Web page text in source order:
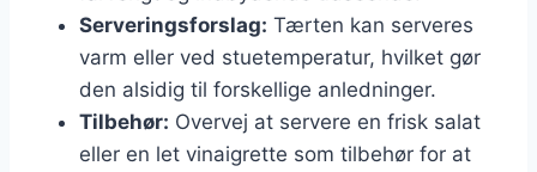
Serveringsforslag: Tærten kan serveres
varm eller ved stuetemperatur, hvilket gør
den alsidig til forskellige anledninger.
Tilbehør: Overvej at servere en frisk salat
eller en let vinaigrette som tilbehør for at